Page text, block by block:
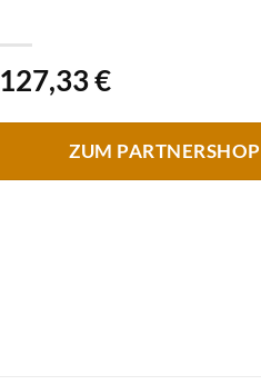
127,33€
ZUM PARTNERSHOP